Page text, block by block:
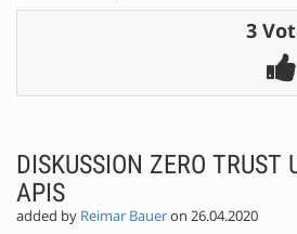
3
DISKUSSION ZERO TRUST
APIS
added by Reimar Baueron 26.04.2020